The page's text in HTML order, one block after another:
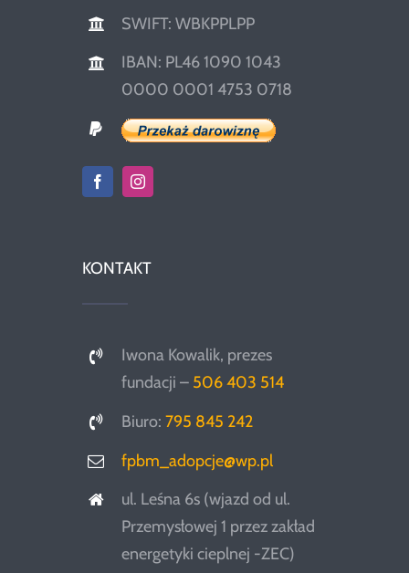
SWIFT: WBKPPLPP
IBAN: PL46 1090 1043
0000 0001 4753 0718
KONTAKT
Iwona Kowalik, prezes
fundacji – 506 403 514
Biuro:795 845 242
fpbm_adopcje@wp.pl
ul. Leśna 6s (wjazd od ul.
Przemysłowej 1 przez zakład
energetyki cieplnej -ZEC)